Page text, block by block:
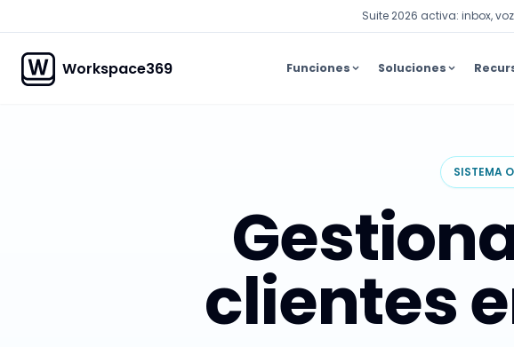
Suite 2026 activa: inbox,
Workspace369 Funciones Soluciones
SISTEMA
clientes